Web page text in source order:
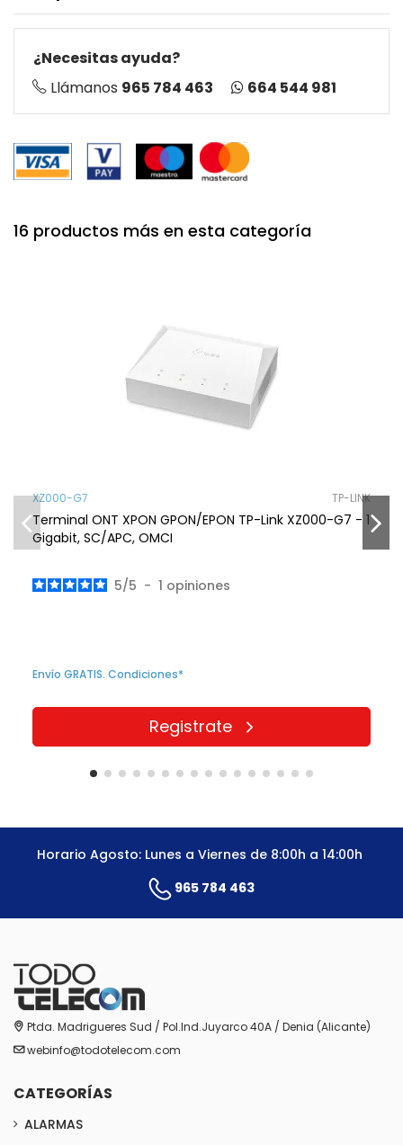
¿Necesitas ayuda?
Llámanos 965 784 463 664 544 981
16 productos más en esta categoría
XZ000-G7 TP-LINK
Terminal ONT XPON GPON/EPON TP-Link XZ000-G7 - 1
Gigabit, SC/APC, OMCI
5/5 - 1 opiniones
Envío GRATIS. Condiciones*
Registrate
Horario Agosto: Lunes a Viernes de 8:00h a 14:00h
965 784 463
Ptda. Madrigueres Sud / Pol.Ind.Juyarco 40A / Denia (Alicante)
webinfo@todotelecom.com
CATEGORÍAS
ALARMAS